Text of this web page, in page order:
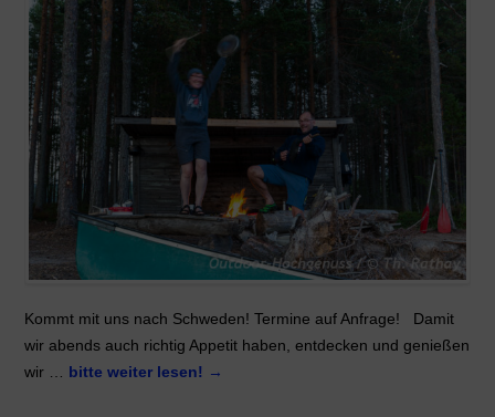
Kommt mit uns nach Schweden! Termine auf Anfrage! Damit
wir abends auch richtig Appetit haben, entdecken und genießen
wir … bitte weiter lesen! →